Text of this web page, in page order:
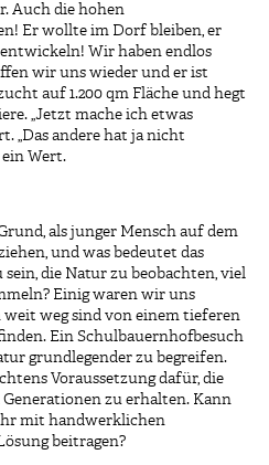
Auch die hohen
Er wollte im Dorf bleiben, er
Wir haben endlos
wir uns wieder und er ist
auf 1.200 qm Fläche und hegt
„Jetzt mache ich etwas
„Das andere hat ja nicht
ein Wert.
als junger Mensch auf dem
und was bedeutet das
die Natur zu beobachten, viel
Einig waren wir uns
weit weg sind von einem tieferen
Ein Schulbauernhofbesuch
grundlegender zu begreifen.
Voraussetzung dafür, die
zu erhalten. Kann
mit handwerklichen
beitragen?